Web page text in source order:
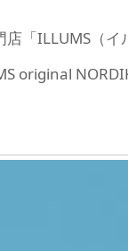
「ILLUMS（
original